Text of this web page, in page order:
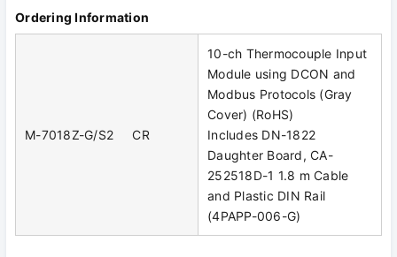
Ordering Information
M-7018Z-G/S2 CR
10-ch Thermocouple Input
Module using DCON and
Modbus Protocols (Gray
Cover) (RoHS)
Includes DN-1822
Daughter Board, CA-
252518D-1 1.8 m Cable
and Plastic DIN Rail
(4PAPP-006-G)